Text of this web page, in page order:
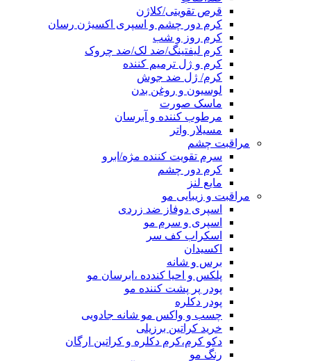
قرص تقویتی/کلاژن
کرم دور چشم و اسپری اکسیژن رسان
کرم روز و شب
کرم لیفتینگ/ضد لک/ضد چروک
کرم و ژل ترمیم کننده
کرم/ ژل ضد جوش
لوسیون و روغن بدن
ماسک صورت
مرطوب کننده و آبرسان
مسیلار واتر
مراقبت چشم
سرم تقویت کننده مژه/ابرو
کرم دور چشم
مایع لنز
مراقبت و زیبایی مو
اسپری دوفاز ضد زردی
اسپری و سرم مو
اسکراب کف سر
اکسیدان
برس و شانه
پلکس و احیا کندده ،ابرسان مو
پودر پر پشت کننده مو
پودر دکلره
چسب و واکس مو شانه جادویی
خرید کراتین برزیلی
دکو کرم،کرم دکلره و کراتین ارگان
رنگ مو